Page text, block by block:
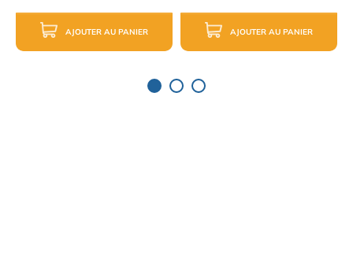
AJOUTER AU PANIER AJOUTER AU PANIER